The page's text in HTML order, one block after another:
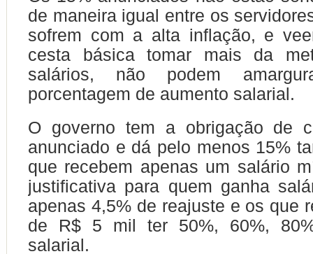
de maneira igual entre os
sofrem com a alta inflação, e
cesta básica tomar mais da
salários, não podem
porcentagem de aumento salarial.
O governo tem a obrigação de
anunciado e dá pelo menos 15%
que recebem apenas um salário
justificativa para quem ganha
apenas 4,5% de reajuste e os que
de R$ 5 mil ter 50%, 60%,
salarial.